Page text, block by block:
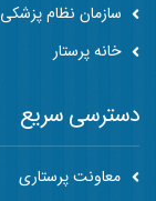
سازمان نظام پزشکی
خانه پرستار
دسترسی سریع
معاونت پرستاری